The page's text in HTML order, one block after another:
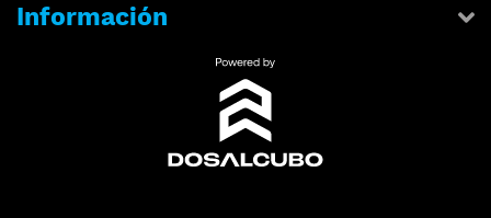
Información